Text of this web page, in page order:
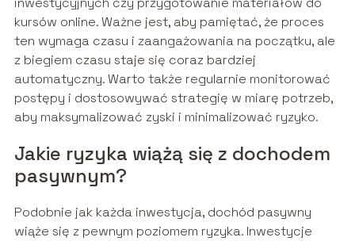
kursów online. Ważne jest, aby pamiętać, że proces
ten wymaga czasu i zaangażowania na początku, ale
z biegiem czasu staje się coraz bardziej
automatyczny. Warto także regularnie monitorować
postępy i dostosowywać strategię w miarę potrzeb,
aby maksymalizować zyski i minimalizować ryzyko.
Jakie ryzyka wiążą się z dochodem
pasywnym?
Podobnie jak każda inwestycja, dochód pasywny
wiąże się z pewnym poziomem ryzyka. Inwestycje